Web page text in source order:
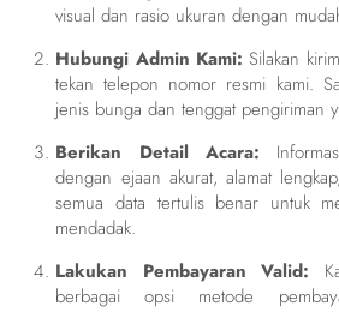
visual dan rasio ukuran dengan
Hubungi Admin Kami: Silakan
tekan telepon nomor resmi kami.
jenis bunga dan tenggat pengiriman
Berikan Detail Acara:
dengan ejaan akurat, alamat
semua data tertulis benar untuk
mendadak.
Lakukan Pembayaran Valid:
berbagai opsi metode